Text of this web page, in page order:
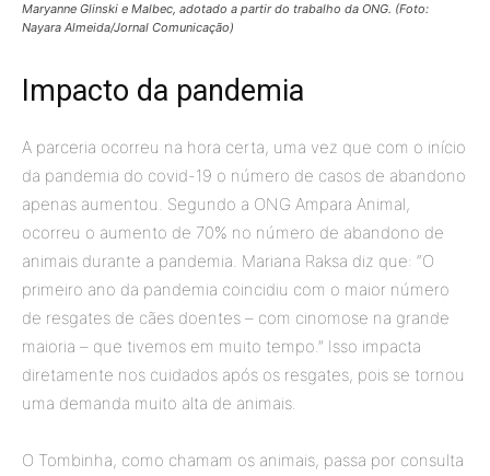
Maryanne Glinski e Malbec, adotado a partir do trabalho da ONG. (Foto:
Nayara Almeida/Jornal Comunicação)
Impacto da pandemia
A parceria ocorreu na hora certa, uma vez que com o início
da pandemia do covid-19 o número de casos de abandono
apenas aumentou. Segundo a ONG Ampara Animal,
ocorreu o aumento de 70% no número de abandono de
animais durante a pandemia. Mariana Raksa diz que: “O
primeiro ano da pandemia coincidiu com o maior número
de resgates de cães doentes – com cinomose na grande
maioria – que tivemos em muito tempo.” Isso impacta
diretamente nos cuidados após os resgates, pois se tornou
uma demanda muito alta de animais.
O Tombinha, como chamam os animais, passa por consulta